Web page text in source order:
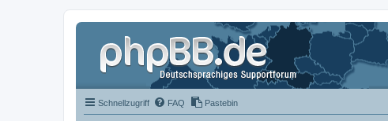
Schnellzugriff FAQ Pastebin